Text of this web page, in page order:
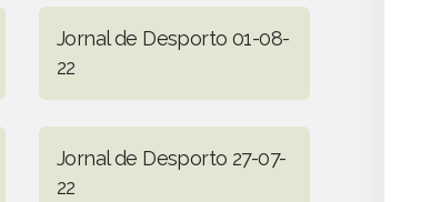
Jornal de Desporto 01-08-
22
Jornal de Desporto 27-07-
22